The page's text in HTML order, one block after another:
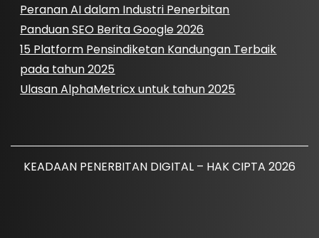
Peranan AI dalam Industri Penerbitan
Panduan SEO Berita Google 2026
15 Platform Pensindiketan Kandungan Terbaik
pada tahun 2025
Ulasan AlphaMetricx untuk tahun 2025
KEADAAN PENERBITAN DIGITAL – HAK CIPTA 2026